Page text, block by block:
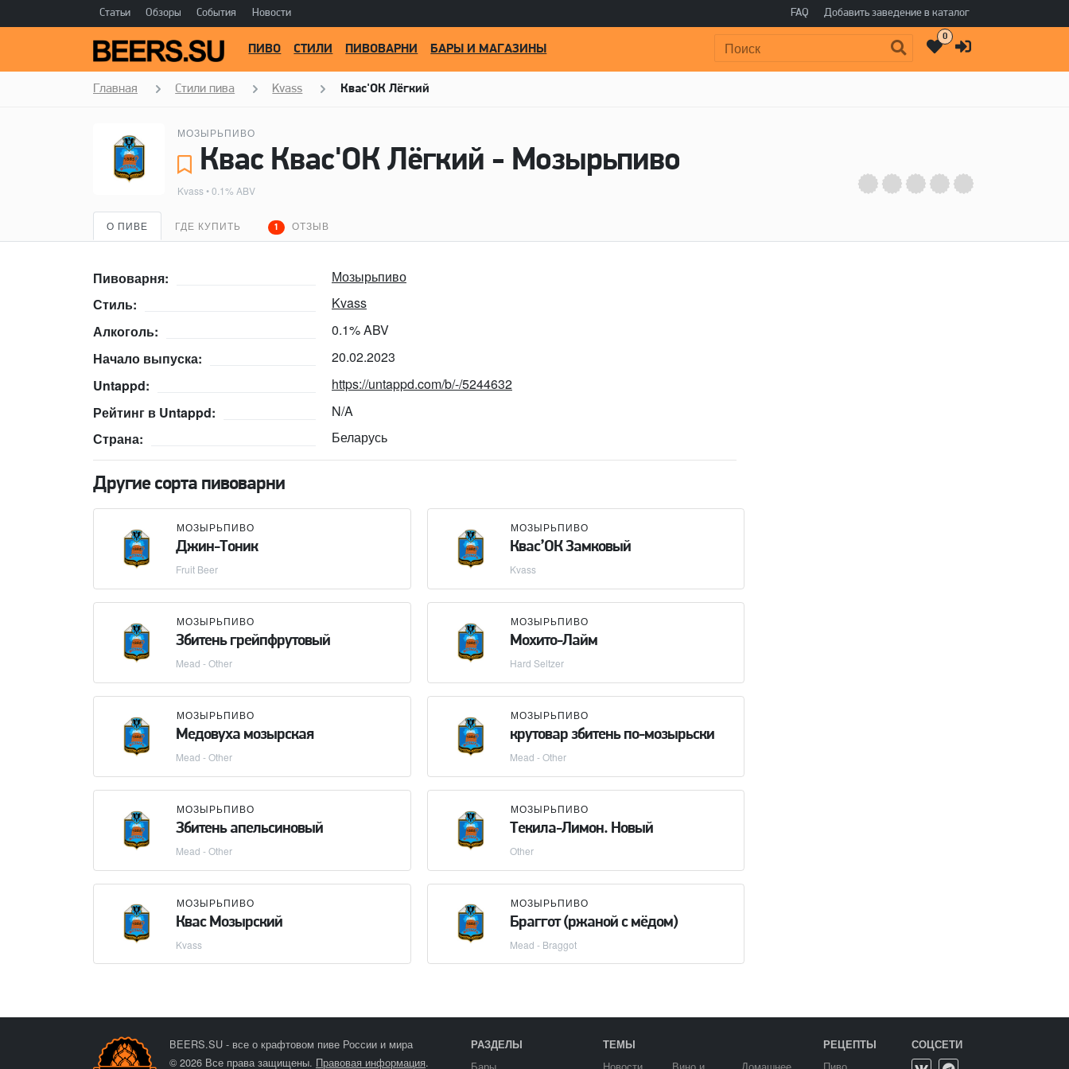
Статьи Обзоры События Новости FAQ Добавить заведение в каталог
Поиск:
ПИВО СТИЛИ ПИВОВАРНИ БАРЫ И МАГАЗИНЫ
0
Главная Стили пива Kvass Квас'ОК Лёгкий
МОЗЫРЬПИВО
Квас Квас'ОК Лёгкий - Мозырьпиво
Kvass• 0.1% ABV
О ПИВЕ ГДЕ КУПИТЬ 1 ОТЗЫВ
Пивоварня:
Мозырьпиво
Стиль:
Kvass
Алкоголь:
0.1% ABV
Начало выпуска:
20.02.2023
Untappd:
https://untappd.com/b/-/5244632
Рейтинг в Untappd:
N/A
Страна:
Беларусь
Другие сорта пивоварни
МОЗЫРЬПИВО
Джин-Тоник
Fruit Beer
МОЗЫРЬПИВО
Квас’ОК Замковый
Kvass
МОЗЫРЬПИВО
Збитень грейпфрутовый
Mead - Other
МОЗЫРЬПИВО
Мохито-Лайм
Hard Seltzer
МОЗЫРЬПИВО
Медовуха мозырская
Mead - Other
МОЗЫРЬПИВО
крутовар збитень по-мозырьски
Mead - Other
МОЗЫРЬПИВО
Збитень апельсиновый
Mead - Other
МОЗЫРЬПИВО
Текила-Лимон. Новый
Other
МОЗЫРЬПИВО
Квас Мозырский
Kvass
МОЗЫРЬПИВО
Браггот (ржаной с мёдом)
Mead - Braggot
BEERS.SU - все о крафтовом пиве России и мира
© 2026 Все права защищены. Правовая информация.
РАЗДЕЛЫ ТЕМЫ РЕЦЕПТЫ СОЦСЕТИ